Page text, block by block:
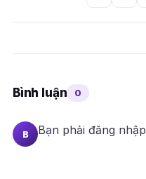
Bình luận 0
B Bạn phải đăng nhập